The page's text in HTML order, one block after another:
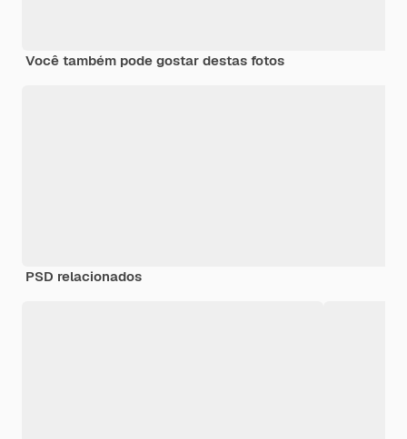
Você também pode gostar destas fotos
PSD relacionados